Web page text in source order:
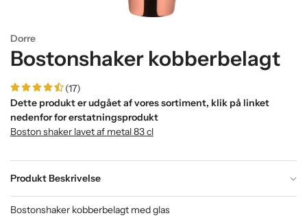
Dorre
Bostonshaker kobberbelagt
(17)
Dette produkt er udgået af vores sortiment, klik på linket
nedenfor for erstatningsprodukt
Boston shaker lavet af metal 83 cl
Produkt Beskrivelse
Bostonshaker kobberbelagt med glas